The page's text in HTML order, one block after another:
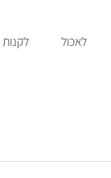
לאכול לקנות